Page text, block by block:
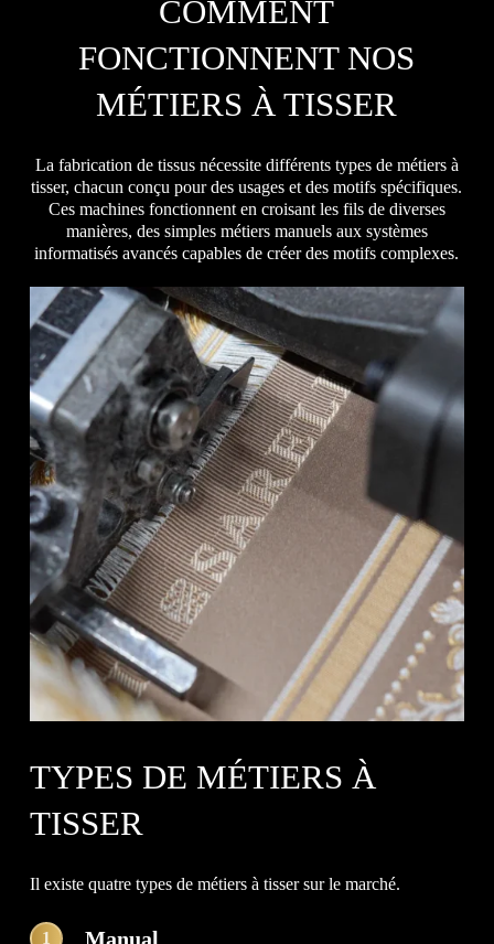
COMMENT
FONCTIONNENT NOS
MÉTIERS À TISSER
La fabrication de tissus nécessite différents types de métiers à
tisser, chacun conçu pour des usages et des motifs spécifiques.
Ces machines fonctionnent en croisant les fils de diverses
manières, des simples métiers manuels aux systèmes
informatisés avancés capables de créer des motifs complexes.
TYPES DE MÉTIERS À
TISSER
Il existe quatre types de métiers à tisser sur le marché.
1 Manual